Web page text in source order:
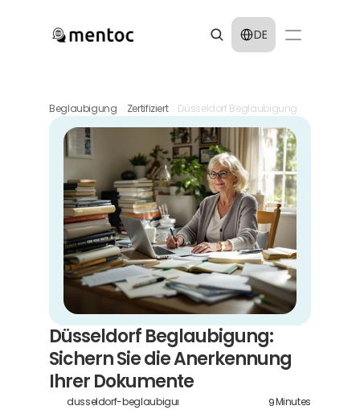
Select Language
DE
Beglaubigung Zertifiziert Düsseldorf Beglaubigung
Düsseldorf Beglaubigung:
Sichern Sie die Anerkennung
Ihrer Dokumente
dusseldorf-beglaubigung 9Minutes